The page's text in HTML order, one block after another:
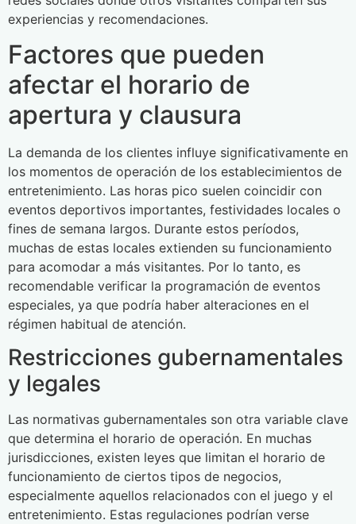
experiencias y recomendaciones.
Factores que pueden
afectar el horario de
apertura y clausura
La demanda de los clientes influye significativamente en
los momentos de operación de los establecimientos de
entretenimiento. Las horas pico suelen coincidir con
eventos deportivos importantes, festividades locales o
fines de semana largos. Durante estos períodos,
muchas de estas locales extienden su funcionamiento
para acomodar a más visitantes. Por lo tanto, es
recomendable verificar la programación de eventos
especiales, ya que podría haber alteraciones en el
régimen habitual de atención.
Restricciones gubernamentales
y legales
Las normativas gubernamentales son otra variable clave
que determina el horario de operación. En muchas
jurisdicciones, existen leyes que limitan el horario de
funcionamiento de ciertos tipos de negocios,
especialmente aquellos relacionados con el juego y el
entretenimiento. Estas regulaciones podrían verse